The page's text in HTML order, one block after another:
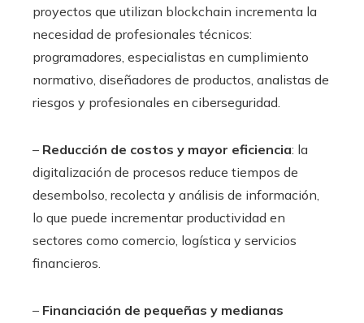
proyectos que utilizan blockchain incrementa la
necesidad de profesionales técnicos:
programadores, especialistas en cumplimiento
normativo, diseñadores de productos, analistas de
riesgos y profesionales en ciberseguridad.
– Reducción de costos y mayor eficiencia: la
digitalización de procesos reduce tiempos de
desembolso, recolecta y análisis de información,
lo que puede incrementar productividad en
sectores como comercio, logística y servicios
financieros.
– Financiación de pequeñas y medianas